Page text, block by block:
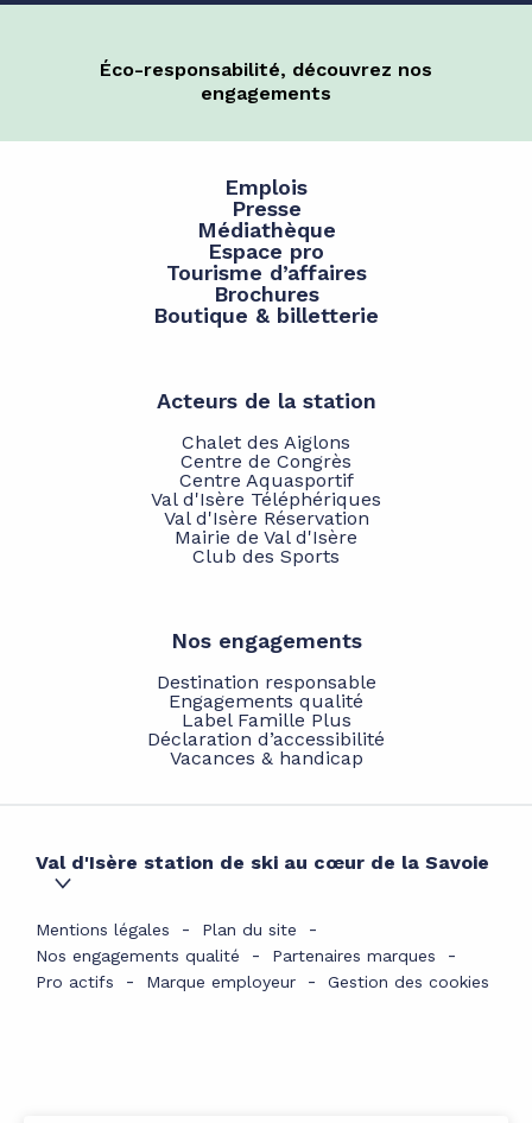
Éco-responsabilité, découvrez nos
engagements
Emplois
Presse
Médiathèque
Espace pro
Tourisme d’affaires
Brochures
Boutique & billetterie
Acteurs de la station
Chalet des Aiglons
Centre de Congrès
Centre Aquasportif
Val d'Isère Téléphériques
Val d'Isère Réservation
Mairie de Val d'Isère
Club des Sports
Nos engagements
Destination responsable
Engagements qualité
Label Famille Plus
Déclaration d’accessibilité
Vacances & handicap
Val d'Isère station de ski au cœur de la Savoie
Mentions légales
Plan du site
Nos engagements qualité
Partenaires marques
Pro actifs
Marque employeur Gestion des cookies